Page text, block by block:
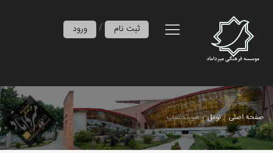
ورود / ثبت نام
صفحه اصلی نومل صورتحساب